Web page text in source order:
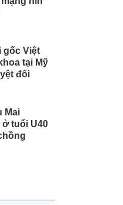
gốc Việt
tại Mỹ
đối
Mai
tuổi U40